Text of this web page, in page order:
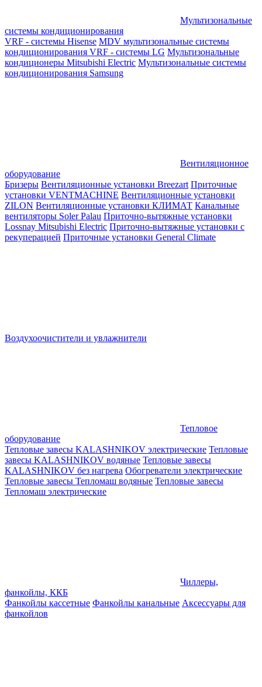
Мультизональные
системы кондиционирования
VRF - системы Hisense MDV мультизональные системы
кондиционирования VRF - системы LG Мультизональные
кондиционеры Mitsubishi Electric Мультизональные системы
кондиционирования Samsung
Вентиляционное
оборудование
Бризеры Вентиляционные установки Breezart Приточные
установки VENTMACHINE Вентиляционные установки
ZILON Вентиляционные установки КЛИМАТ Канальные
вентиляторы Soler Palau Приточно-вытяжные установки
Lossnay Mitsubishi Electric Приточно-вытяжные установки с
рекуперацией Приточные установки General Climate
Воздухоочистители и увлажнители
Тепловое
оборудование
Тепловые завесы KALASHNIKOV электрические Тепловые
завесы KALASHNIKOV водяные Тепловые завесы
KALASHNIKOV без нагрева Обогреватели электрические
Тепловые завесы Тепломаш водяные Тепловые завесы
Тепломаш электрические
Чиллеры,
фанкойлы, ККБ
Фанкойлы кассетные Фанкойлы канальные Аксессуары для
фанкойлов